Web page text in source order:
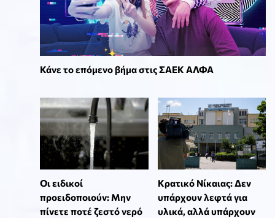
Κάνε το επόμενο βήμα στις ΣΑΕΚ ΑΛΦΑ
Οι ειδικοί
προειδοποιούν: Μην
πίνετε ποτέ ζεστό νερό
Κρατικό Νίκαιας: Δεν
υπάρχουν λεφτά για
υλικά, αλλά υπάρχουν